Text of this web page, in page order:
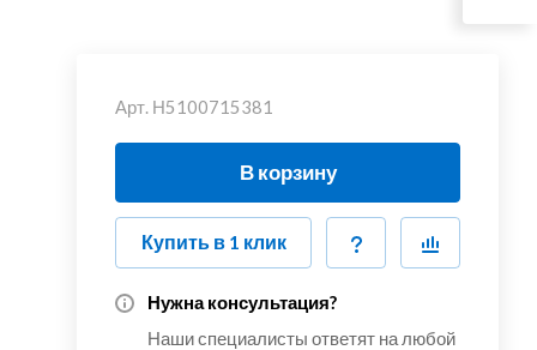
Арт. Н5100715381
В корзину
Купить в 1 клик
Нужна консультация?
Наши специалисты ответят на любой